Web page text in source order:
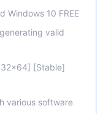
Windows 10 FREE
valid
[Stable]
various software